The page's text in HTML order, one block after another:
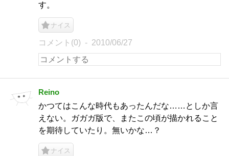
す。
ナイス
コメント(0) 2010/06/27
Reino
かつてはこんな時代もあったんだな……としか言
えない。ガガガ版で、またこの頃が描かれること
を期待していたり。無いかな…？
ナイス